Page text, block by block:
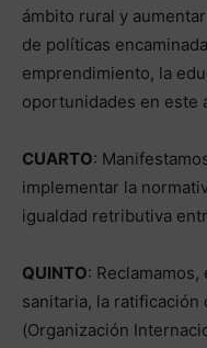
ámbito rural y
de políticas
emprendimiento, la
oportunidades en este
CUARTO:
implementar la
igualdad retributiva
QUINTO:
sanitaria, la ratificación
(Organización